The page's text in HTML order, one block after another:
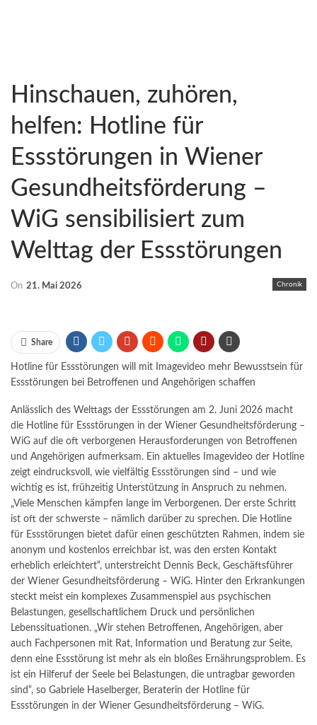
Hinschauen, zuhören,
helfen: Hotline für
Essstörungen in Wiener
Gesundheitsförderung –
WiG sensibilisiert zum
Welttag der Essstörungen
Chronik
On 21. Mai 2026
Share
Hotline für Essstörungen will mit Imagevideo mehr Bewusstsein für
Essstörungen bei Betroffenen und Angehörigen schaffen
Anlässlich des Welttags der Essstörungen am 2. Juni 2026 macht
die Hotline für Essstörungen in der Wiener Gesundheitsförderung –
WiG auf die oft verborgenen Herausforderungen von Betroffenen
und Angehörigen aufmerksam. Ein aktuelles Imagevideo der Hotline
zeigt eindrucksvoll, wie vielfältig Essstörungen sind – und wie
wichtig es ist, frühzeitig Unterstützung in Anspruch zu nehmen.
„Viele Menschen kämpfen lange im Verborgenen. Der erste Schritt
ist oft der schwerste – nämlich darüber zu sprechen. Die Hotline
für Essstörungen bietet dafür einen geschützten Rahmen, indem sie
anonym und kostenlos erreichbar ist, was den ersten Kontakt
erheblich erleichtert“, unterstreicht Dennis Beck, Geschäftsführer
der Wiener Gesundheitsförderung – WiG. Hinter den Erkrankungen
steckt meist ein komplexes Zusammenspiel aus psychischen
Belastungen, gesellschaftlichem Druck und persönlichen
Lebenssituationen. „Wir stehen Betroffenen, Angehörigen, aber
auch Fachpersonen mit Rat, Information und Beratung zur Seite,
denn eine Essstörung ist mehr als ein bloßes Ernährungsproblem. Es
ist ein Hilferuf der Seele bei Belastungen, die untragbar geworden
sind“, so Gabriele Haselberger, Beraterin der Hotline für
Essstörungen in der Wiener Gesundheitsförderung – WiG.